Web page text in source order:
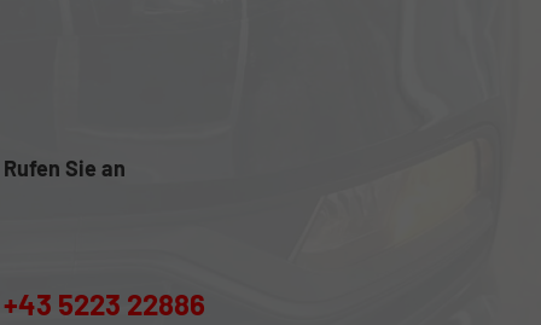
Rufen Sie an
+43 5223 22886